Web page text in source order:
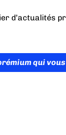
d’actualités
qui